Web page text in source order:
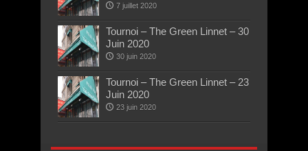
7 juillet 2020
Tournoi – The Green Linnet – 30
Juin 2020
30 juin 2020
Tournoi – The Green Linnet – 23
Juin 2020
23 juin 2020